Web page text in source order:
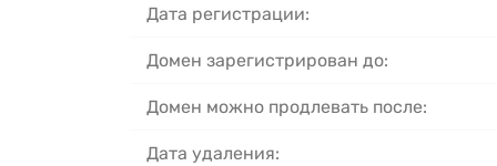
Дата регистрации:
Домен зарегистрирован до:
Домен можно продлевать после:
Дата удаления: